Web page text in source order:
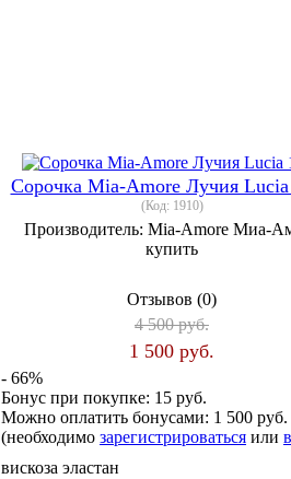
Сорочка Mia-Amore Лучия Lucia
(Код: 1910)
Производитель: Mia-Amore Миа-
купить
Отзывов (0)
4 500 руб.
1 500 руб.
- 66%
Бонус при покупке: 15 руб.
Можно оплатить бонусами: 1 500 руб.
(необходимо зарегистрироваться или
вискоза эластан